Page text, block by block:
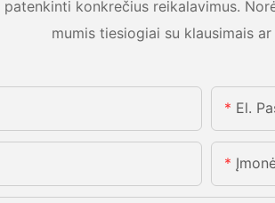
konkrečius reikalavimus.
mumis tiesiogiai su klausimais
El.